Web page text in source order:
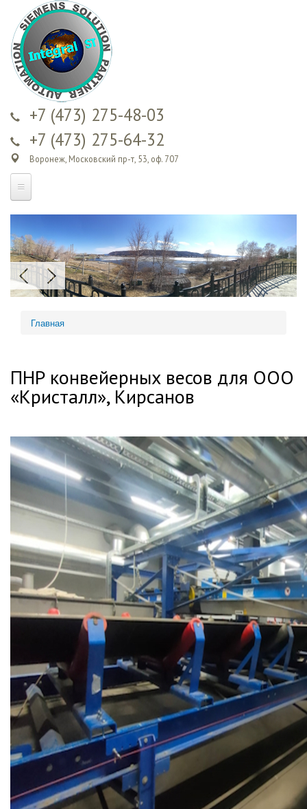
содержанию
+7 (473) 275-48-03
+7 (473) 275-64-32
Воронеж, Московский пр-т, 53, оф. 707
Вы здесь
Главная
ПНР конвейерных весов для ООО
«Кристалл», Кирсанов